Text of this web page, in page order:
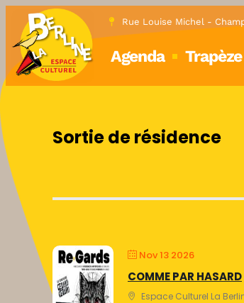
Rue Louise Michel -
Agenda
Sortie de résidence
Nov 13 2026
COMME PAR HASARD
Espace Culturel La